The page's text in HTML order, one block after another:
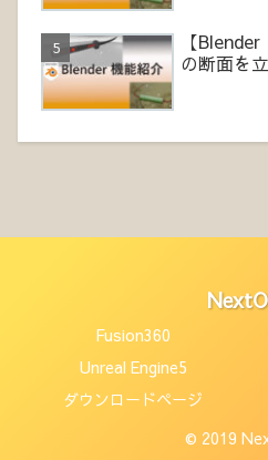
【
の断面を
Fusion360
Unreal Engine5
ダウンロードページ
© 2019